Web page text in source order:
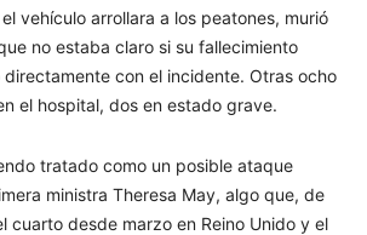
vehículo arrollara a los peatones, murió
no estaba claro si su fallecimiento
con el incidente. Otras ocho
el hospital, dos en estado grave.
tratado como un posible ataque
ministra Theresa May, algo que, de
cuarto desde marzo en Reino Unido y el